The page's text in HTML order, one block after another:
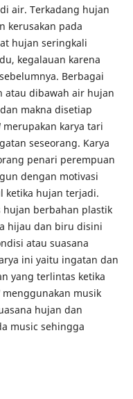
air. Terkadang hujan
kerusakan pada
hujan seringkali
kegalauan karena
Berbagai
atau dibawah air hujan
makna disetiap
merupakan karya tari
seseorang. Karya
penari perempuan
dengan motivasi
ketika hujan terjadi.
hujan berbahan plastik
hijau dan biru disini
atau suasana
ini yaitu ingatan dan
yang terlintas ketika
menggunakan musik
hujan dan
music sehingga